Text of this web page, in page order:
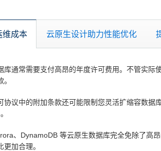
维成本 云原生设计助力性能优化
库通常需要支付高昂的年度许可费用。不管实际
协议中的附加条款还可能限制您灵活扩缩容数据
、DynamoDB 等云原生数据库完全免除了高
加合理。